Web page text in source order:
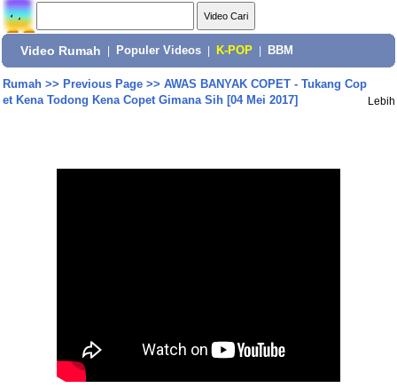
Video Rumah Populer Videos K-POP BBM
Rumah>> Previous Page>> AWAS BANYAK COPET - Tukang Cop
et Kena Todong Kena Copet Gimana Sih [04 Mei 2017]
Lebih